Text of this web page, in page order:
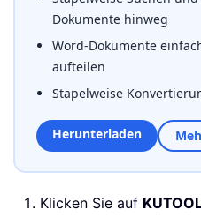
Dokumente hinweg
Word-Dokumente
aufteilen
Stapelweise
Herunterladen
Klicken Sie auf